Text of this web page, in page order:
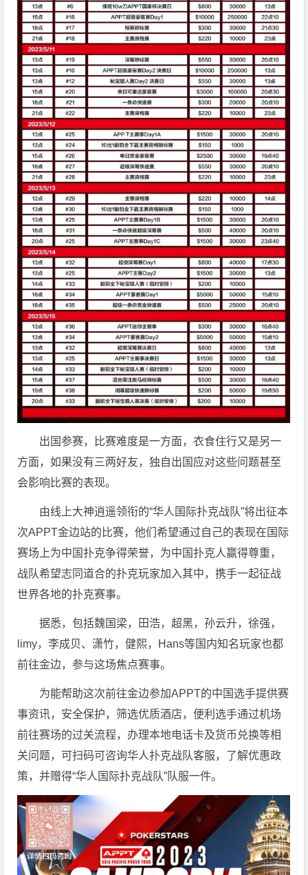
出国参赛，比赛难度是一方面，衣食住行又是另一
方面，如果没有三两好友，独自出国应对这些问题甚至
会影响比赛的表现。
由线上大神逍遥领衔的“华人国际扑克战队”将出征本
次APPT金边站的比赛，他们希望通过自己的表现在国际
赛场上为中国扑克争得荣誉，为中国扑克人赢得尊重，
战队希望志同道合的扑克玩家加入其中，携手一起征战
世界各地的扑克赛事。
据悉，包括魏国梁，田浩，超黑，孙云升，徐强，
limy，李成贝、潇竹，健熙，Hans等国内知名玩家也都
前往金边，参与这场焦点赛事。
为能帮助这次前往金边参加APPT的中国选手提供赛
事资讯，安全保护，筛选优质酒店，便利选手通过机场
前往赛场的过关流程，办理本地电话卡及货币兑换等相
关问题，可扫码可咨询华人扑克战队客服，了解优惠政
策，并赠得“华人国际扑克战队”队服一件。